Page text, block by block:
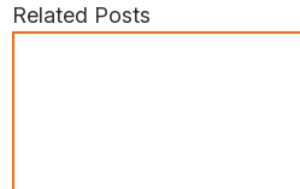
Related Posts